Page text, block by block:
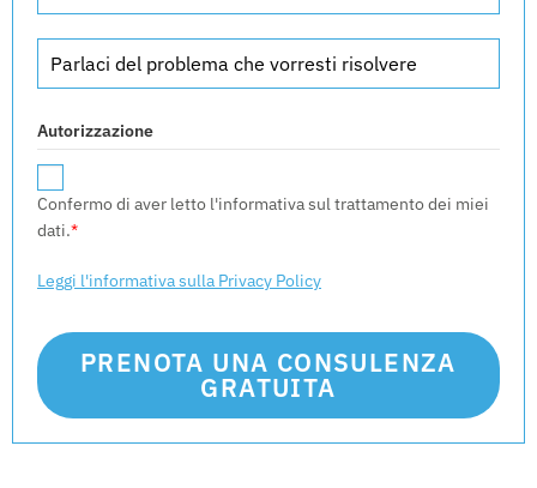
Autorizzazione
Confermo di aver letto l'informativa sul trattamento dei miei
dati.*
Leggi l'informativa sulla Privacy Policy
PRENOTA UNA CONSULENZA
GRATUITA